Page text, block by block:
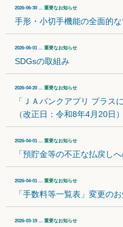
2026-06-30 … 重要なお知らせ
手形・小切手機能の全面的
2026-06-01 … 重要なお知らせ
SDGsの取組み
2026-04-20 … 重要なお知らせ
「ＪＡバンクアプリ プラス
（改正日：令和8年4月20日）
2026-04-01 … 重要なお知らせ
「預貯金等の不正な払戻し
2026-04-01 … 重要なお知らせ
「手数料等一覧表」変更の
2026-03-19 … 重要なお知らせ